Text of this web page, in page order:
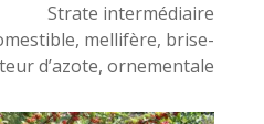
Strate intermédiaire
mellifère, brise-
d’azote, ornementale